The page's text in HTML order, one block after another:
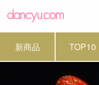
新商品 TOP10